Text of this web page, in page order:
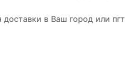
в Ваш город или